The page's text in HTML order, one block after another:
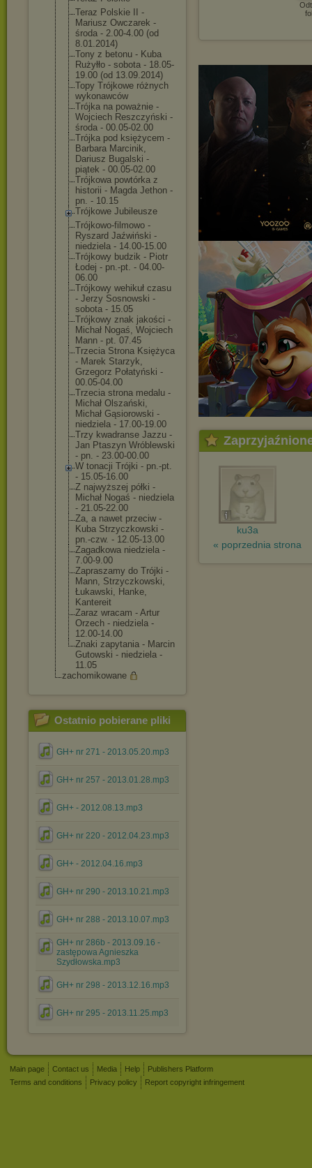
Teraz Polskie II -
Mariusz Owczarek -
środa - 2.00-4.00 (od
8.01.2014)
Tony z betonu - Kuba
Rużyłło - sobota - 18.05-
19.00 (od 13.09.2014)
Topy Trójkowe różnych
wykonawców
Trójka na poważnie -
Wojciech Reszczyński -
środa - 00.05-02.00
Trójka pod księżycem -
Barbara Marcinik,
Dariusz Bugalski -
piątek - 00.05-02.00
Trójkowa powtórka z
historii - Magda Jethon -
pn. - 10.15
Trójkowe Jubileusze
Trójkowo-filmowo -
Ryszard Jaźwiński -
niedziela - 14.00-15.00
Trójkowy budzik - Piotr
Łodej - pn.-pt. - 04.00-
06.00
Trójkowy wehikuł czasu
- Jerzy Sosnowski -
sobota - 15.05
Trójkowy znak jakości -
Michał Nogaś, Wojciech
Mann - pt. 07.45
Trzecia Strona Księżyca
- Marek Starzyk,
Grzegorz Połatyński -
00.05-04.00
Trzecia strona medalu -
Michał Olszański,
Michał Gąsiorowski -
niedziela - 17.00-19.00
Trzy kwadranse Jazzu -
Jan Ptaszyn Wróblewski
- pn. - 23.00-00.00
W tonacji Trójki - pn.-pt.
- 15.05-16.00
Z najwyższej półki -
Michał Nogaś - niedziela
- 21.05-22.00
Za, a nawet przeciw -
Kuba Strzyczkowski -
pn.-czw. - 12.05-13.00
Zagadkowa niedziela -
7.00-9.00
Zapraszamy do Trójki -
Mann, Strzyczkowski,
Łukawski, Hanke,
Kantereit
Zaraz wracam - Artur
Orzech - niedziela -
12.00-14.00
Znaki zapytania - Marcin
Gutowski - niedziela -
11.05
zachomikowane
Ostatnio pobierane pliki
GH+ nr 271 - 2013.05.20.mp3
GH+ nr 257 - 2013.01.28.mp3
GH+ - 2012.08.13.mp3
GH+ nr 220 - 2012.04.23.mp3
GH+ - 2012.04.16.mp3
GH+ nr 290 - 2013.10.21.mp3
GH+ nr 288 - 2013.10.07.mp3
GH+ nr 286b - 2013.09.16 -
zastępowa Agnieszka
Szydłowska.mp3
GH+ nr 298 - 2013.12.16.mp3
GH+ nr 295 - 2013.11.25.mp3
ku3a
« poprzednia strona
Main page Contact us Media Help
Publishers Platform
Terms and conditions
Privacy policy Report copyright infringement